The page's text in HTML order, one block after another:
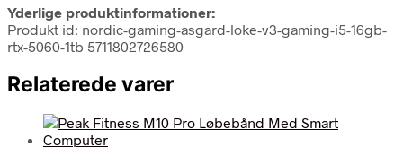
Yderlige produktinformationer:
Produkt id: nordic-gaming-asgard-loke-v3-gaming-i5-16gb-
rtx-5060-1tb 5711802726580
Relaterede varer